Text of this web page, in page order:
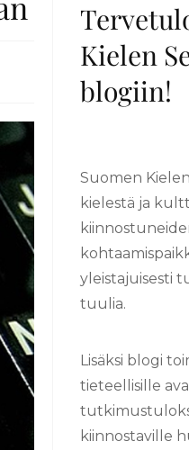
Kielen
blogiin!
Suomen
kielestä ja
yleistajuisesti
tuulia.
Lisäksi blogi
tieteellisille
kiinnostaville